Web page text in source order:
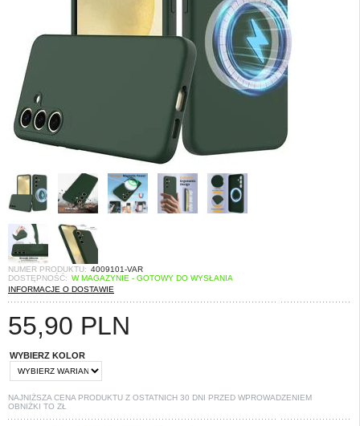
NUMER PRODUKTU: 4009101-VAR
DOSTĘPNOŚĆ: W MAGAZYNIE - GOTOWY DO WYSŁANIA
INFORMACJE O DOSTAWIE
55,90 PLN
WYBIERZ KOLOR
NAJNIŻSZA CENA PRODUKTU Z OSTATNICH 30 DNI PRZED WPROWADZENIEM
OBNIŻKI TO ZŁ